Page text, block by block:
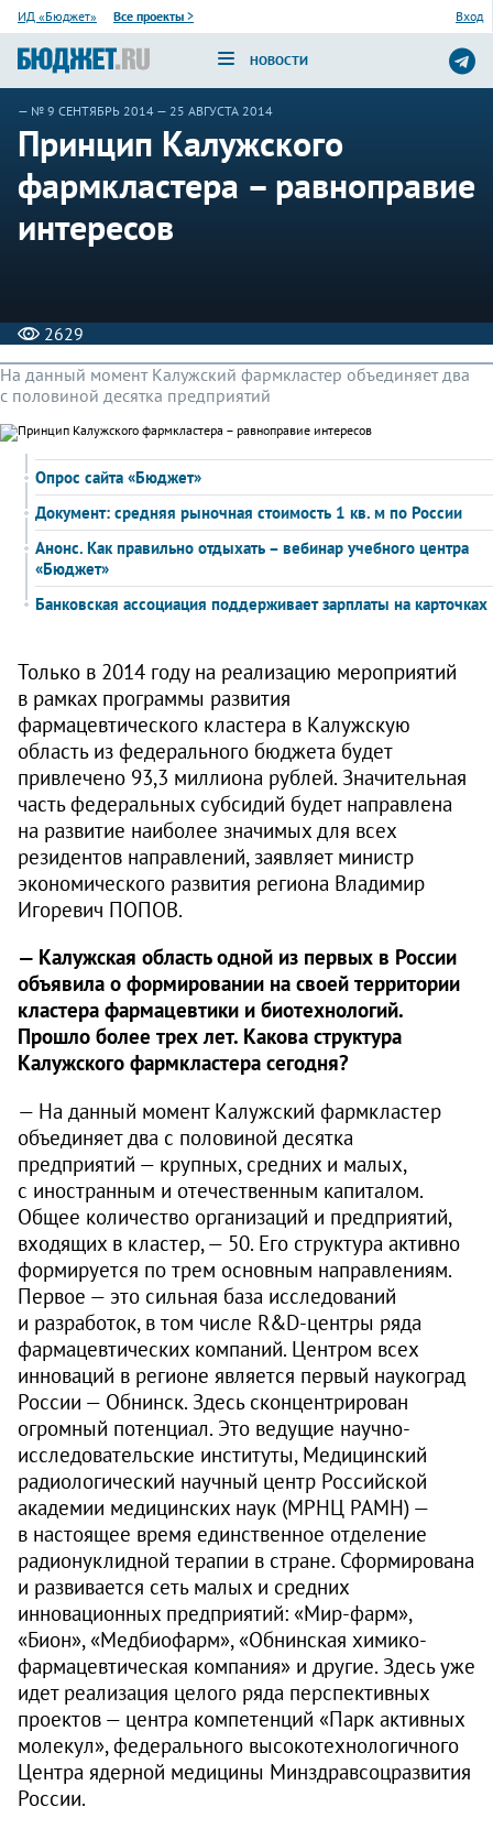
ИД «Бюджет» Все проекты > Вход
НОВОСТИ
— № 9 СЕНТЯБРЬ 2014 — 25 АВГУСТА 2014
Принцип Калужского
фармкластера – равноправие
интересов
2629
На данный момент Калужский фармкластер объединяет два
с половиной десятка предприятий
Опрос сайта «Бюджет»
Документ: средняя рыночная стоимость 1 кв. м по России
Анонс. Как правильно отдыхать – вебинар учебного центра
«Бюджет»
Банковская ассоциация поддерживает зарплаты на карточках
Только в 2014 году на реализацию мероприятий
в рамках программы развития
фармацевтического кластера в Калужскую
область из федерального бюджета будет
привлечено 93,3 миллиона рублей. Значительная
часть федеральных субсидий будет направлена
на развитие наиболее значимых для всех
резидентов направлений, заявляет министр
экономического развития региона Владимир
Игоревич ПОПОВ.
— Калужская область одной из первых в России
объявила о формировании на своей территории
кластера фармацевтики и биотехнологий.
Прошло более трех лет. Какова структура
Калужского фармкластера сегодня?
— На данный момент Калужский фармкластер
объединяет два с половиной десятка
предприятий — крупных, средних и малых,
с иностранным и отечественным капиталом.
Общее количество организаций и предприятий,
входящих в кластер, — 50. Его структура активно
формируется по трем основным направлениям.
Первое — это сильная база исследований
и разработок, в том числе R&D-центры ряда
фармацевтических компаний. Центром всех
инноваций в регионе является первый наукоград
России — Обнинск. Здесь сконцентрирован
огромный потенциал. Это ведущие научно-
исследовательские институты, Медицинский
радиологический научный центр Российской
академии медицинских наук (МРНЦ РАМН) —
в настоящее время единственное отделение
радионуклидной терапии в стране. Сформирована
и развивается сеть малых и средних
инновационных предприятий: «Мир-фарм»,
«Бион», «Медбио­фарм», «Обнинская химико-
фармацевтическая компания» и другие. Здесь уже
идет реализация целого ряда перспективных
проектов — центра компетенций «Парк активных
молекул», федерального высокотехнологичного
Центра ядерной медицины Минздравсоцразвития
России.